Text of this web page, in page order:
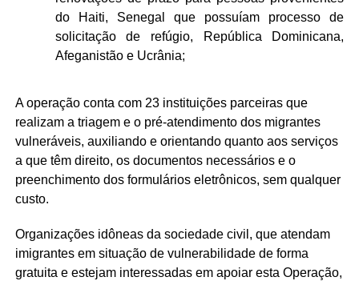
do Haiti, Senegal que possuíam processo de
solicitação de refúgio, República Dominicana,
Afeganistão e Ucrânia;
A operação conta com 23 instituições parceiras que
realizam a triagem e o pré-atendimento dos migrantes
vulneráveis, auxiliando e orientando quanto aos serviços
a que têm direito, os documentos necessários e o
preenchimento dos formulários eletrônicos, sem qualquer
custo.
Organizações idôneas da sociedade civil, que atendam
imigrantes em situação de vulnerabilidade de forma
gratuita e estejam interessadas em apoiar esta Operação,